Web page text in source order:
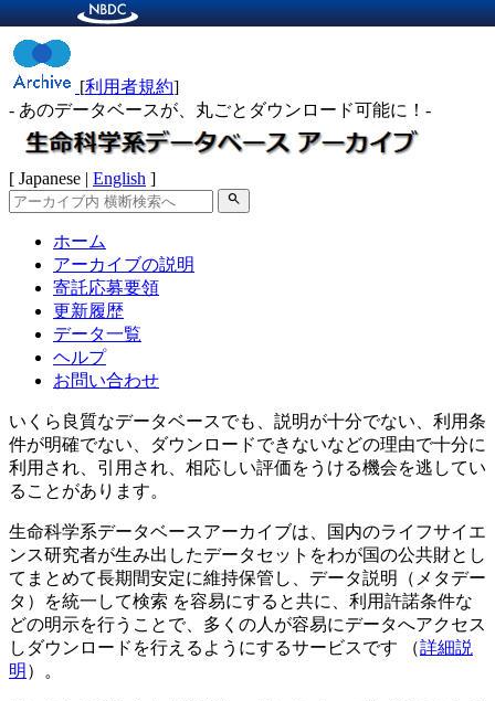
[利用者規約]
- あのデータベースが、丸ごとダウンロード可能に！-
[ Japanese | English ]
search
ホーム
アーカイブの説明
寄託応募要領
更新履歴
データ一覧
ヘルプ
お問い合わせ
いくら良質なデータベースでも、説明が十分でない、利用条
件が明確でない、ダウンロードできないなどの理由で十分に
利用され、引用され、相応しい評価をうける機会を逃してい
ることがあります。
生命科学系データベースアーカイブは、国内のライフサイエ
ンス研究者が生み出したデータセットをわが国の公共財とし
てまとめて長期間安定に維持保管し、データ説明（メタデー
タ）を統一して検索 を容易にすると共に、利用許諾条件な
どの明示を行うことで、多くの人が容易にデータへアクセス
しダウンロードを行えるようにするサービスです （詳細説
明 ）。